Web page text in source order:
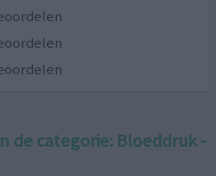
de categorie: Bloeddruk -